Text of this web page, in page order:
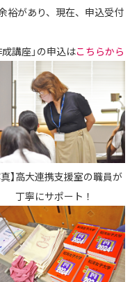
裕があり、現在、申込受付
講座」の申込はこちらから
真】高大連携支援室の職員が
丁寧にサポート！